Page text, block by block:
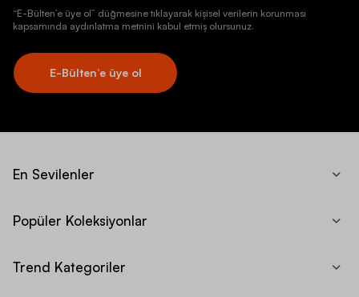
“E-Bülten’e üye ol” düğmesine tıklayarak kişisel verilerin korunması
kapsamında aydınlatma metnini kabul etmiş olursunuz.
E-Bülten’e üye ol
En Sevilenler
Popüler Koleksiyonlar
Trend Kategoriler